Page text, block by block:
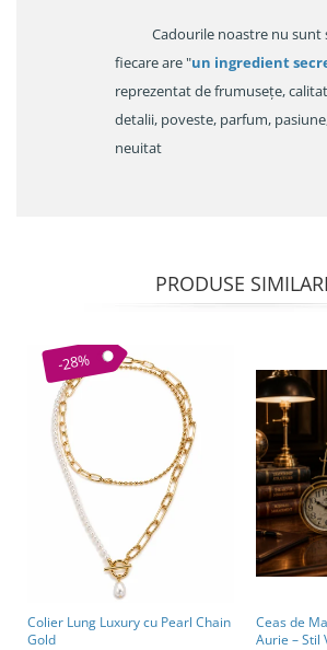
Cadourile noastre nu sunt
fiecare are "un ingredient
reprezentat de frumusețe,
detalii, poveste, parfum,
neuitat
PRODUSE
-28%
Colier Lung Luxury cu Pearl Chain
Gold
Ceas de
Aurie – Stil